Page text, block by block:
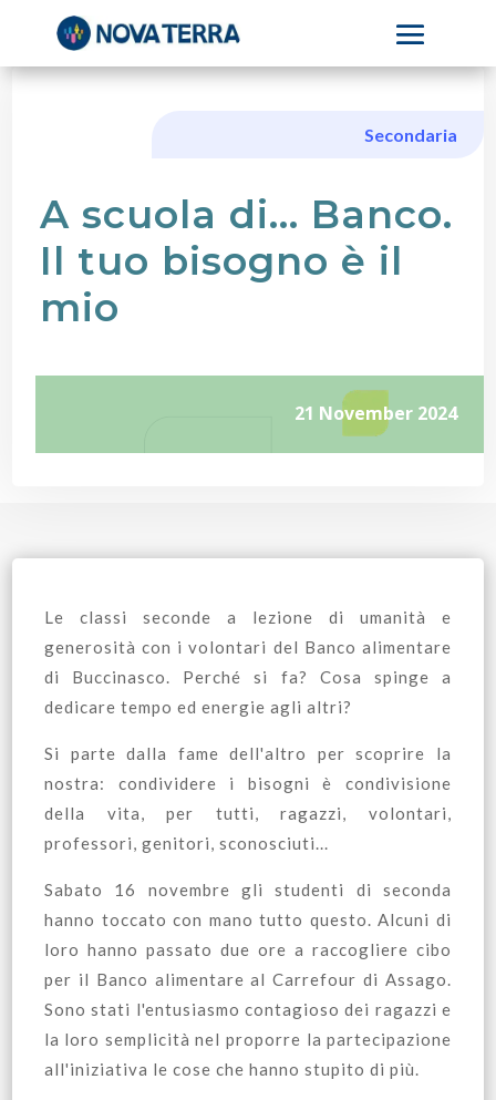
Secondaria
A scuola di… Banco.
Il tuo bisogno è il
mio
21 November 2024
Le classi seconde a lezione di umanità e
generosità con i volontari del Banco alimentare
di Buccinasco. Perché si fa? Cosa spinge a
dedicare tempo ed energie agli altri?
Si parte dalla fame dell'altro per scoprire la
nostra: condividere i bisogni è condivisione
della vita, per tutti, ragazzi, volontari,
professori, genitori, sconosciuti...
Sabato 16 novembre gli studenti di seconda
hanno toccato con mano tutto questo. Alcuni di
loro hanno passato due ore a raccogliere cibo
per il Banco alimentare al Carrefour di Assago.
Sono stati l'entusiasmo contagioso dei ragazzi e
la loro semplicità nel proporre la partecipazione
all'iniziativa le cose che hanno stupito di più.